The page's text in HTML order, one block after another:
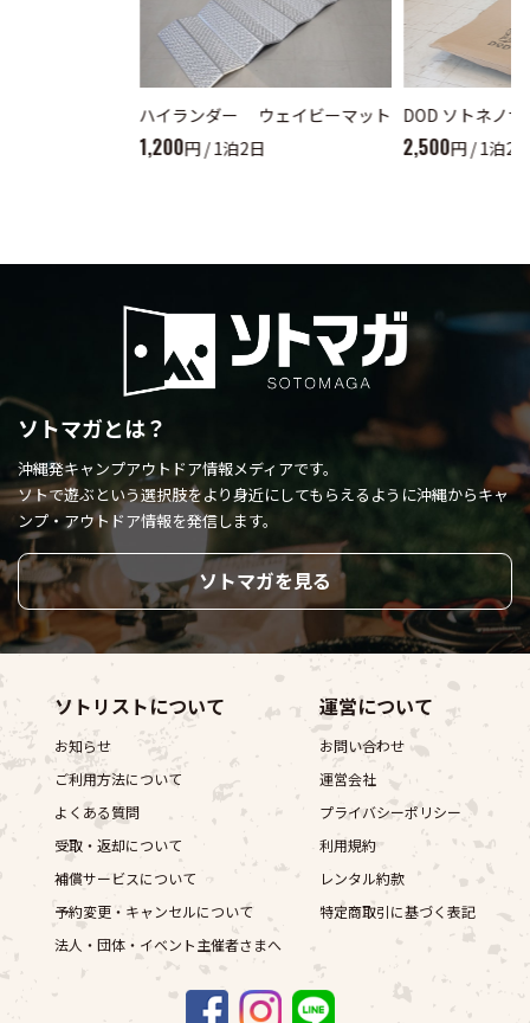
ハイランダー ウェイビーマット
1,200円 / 1泊2日
DOD ソトネノサ
2,500円 / 1泊2
ソトマガとは？
沖縄発キャンプアウトドア情報メディアです。
ソトで遊ぶという選択肢をより身近にしてもらえるように沖縄からキャ
ンプ・アウトドア情報を発信します。
ソトマガを見る
ソトリストについて
お知らせ
ご利用方法について
よくある質問
受取・返却について
補償サービスについて
予約変更・キャンセルについて
法人・団体・イベント主催者さまへ
運営について
お問い合わせ
運営会社
プライバシーポリシー
利用規約
レンタル約款
特定商取引に基づく表記